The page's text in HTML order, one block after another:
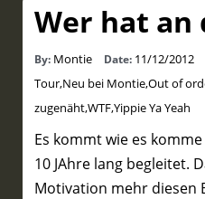
Wer hat an
By: Montie Date: 11/12/2012
Tour,Neu bei Montie,Out of
zugenäht,WTF,Yippie Ya Yeah
Es kommt wie es
10 JAhre lang begleitet.
Motivation mehr diesen